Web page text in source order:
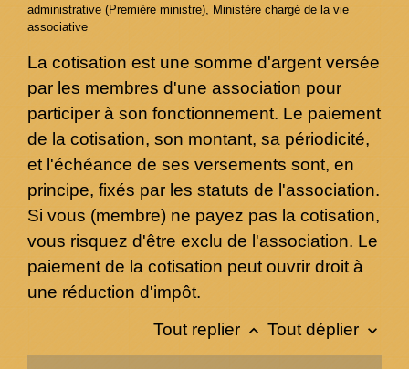
administrative (Première ministre), Ministère chargé de la vie
associative
La cotisation est une somme d'argent versée
par les membres d'une association pour
participer à son fonctionnement. Le paiement
de la cotisation, son montant, sa périodicité,
et l'échéance de ses versements sont, en
principe, fixés par les statuts de l'association.
Si vous (membre) ne payez pas la cotisation,
vous risquez d'être exclu de l'association. Le
paiement de la cotisation peut ouvrir droit à
une réduction d'impôt.
Tout replier keyboard_arrow_up Tout déplier keyboard_arrow_down